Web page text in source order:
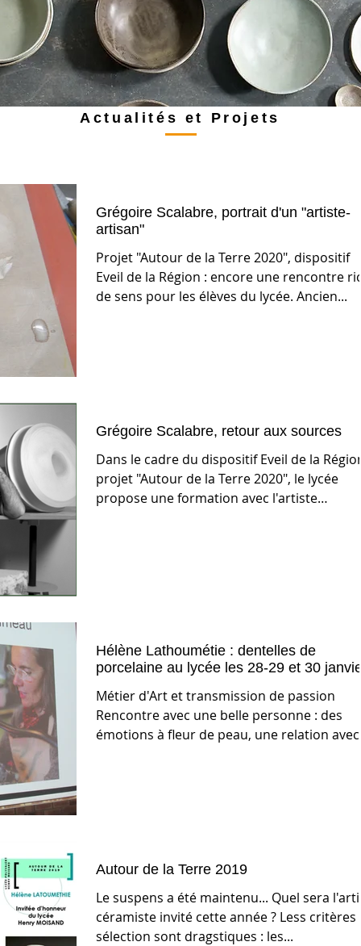
Actualités et Projets
Grégoire Scalabre, portrait d'un "artiste-
artisan"
Projet "Autour de la Terre 2020", dispositif
Eveil de la Région : encore une rencontre
de sens pour les élèves du lycée. Ancien...
Grégoire Scalabre, retour aux sources
Dans le cadre du dispositif Eveil de la
projet "Autour de la Terre 2020", le lycée
propose une formation avec l'artiste
Hélène Lathoumétie : dentelles de
porcelaine au lycée les 28-29 et 30
Métier d'Art et transmission de passion
Rencontre avec une belle personne : des
émotions à fleur de peau, une relation avec
Autour de la Terre 2019
Le suspens a été maintenu... Quel sera
céramiste invité cette année ? Less critères
sélection sont dragstiques : les...